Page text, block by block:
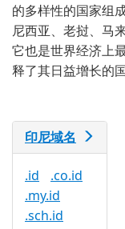
的多样性的国家组
尼西亚、老挝、马
它也是世界经济上
释了其日益增长的
印尼域名
.id
.co.id
.my.id
.sch.id